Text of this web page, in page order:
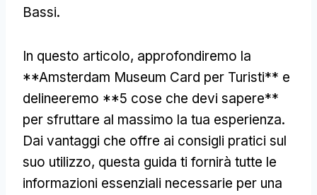
Bassi.
In questo articolo, approfondiremo la
**Amsterdam Museum Card per Turisti** e
delineeremo **5 cose che devi sapere**
per sfruttare al massimo la tua esperienza.
Dai vantaggi che offre ai consigli pratici sul
suo utilizzo, questa guida ti fornirà tutte le
informazioni essenziali necessarie per una